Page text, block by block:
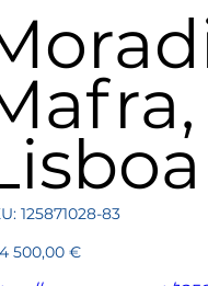
SKU
125871028-
125871028-83
500,00 €